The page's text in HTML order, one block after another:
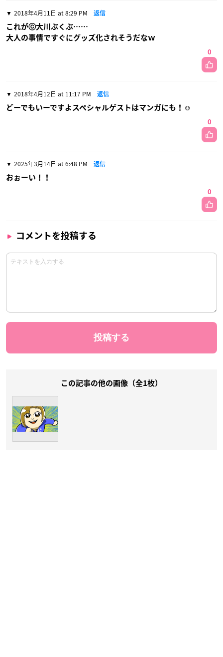
2018年4月11日 at 8:29 PM 返信
これがⓒ大川ぶくぶ……
大人の事情ですぐにグッズ化されそうだなｗ
0
2018年4月12日 at 11:17 PM 返信
どーでもいーですよスペシャルゲストはマンガにも！☺️
0
2025年3月14日 at 6:48 PM 返信
おぉーい！！
0
コメントを投稿する
この記事の他の画像（全1枚）